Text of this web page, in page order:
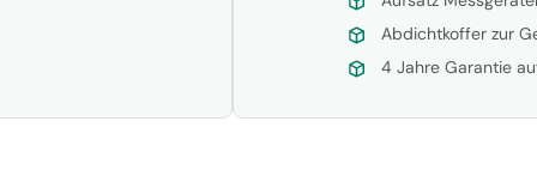
Abdichtkoffer zur
4 Jahre Garantie